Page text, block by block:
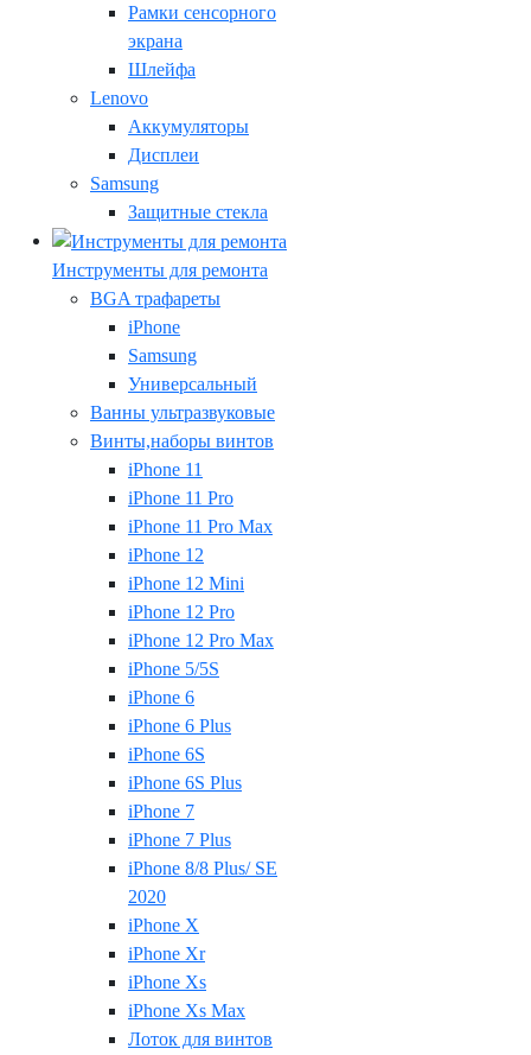
Рамки сенсорного
экрана
Шлейфа
Lenovo
Аккумуляторы
Дисплеи
Samsung
Защитные стекла
Инструменты для ремонта
BGA трафареты
iPhone
Samsung
Универсальный
Ванны ультразвуковые
Винты,наборы винтов
iPhone 11
iPhone 11 Pro
iPhone 11 Pro Max
iPhone 12
iPhone 12 Mini
iPhone 12 Pro
iPhone 12 Pro Max
iPhone 5/5S
iPhone 6
iPhone 6 Plus
iPhone 6S
iPhone 6S Plus
iPhone 7
iPhone 7 Plus
iPhone 8/8 Plus/ SE
2020
iPhone X
iPhone Xr
iPhone Xs
iPhone Xs Max
Лоток для винтов